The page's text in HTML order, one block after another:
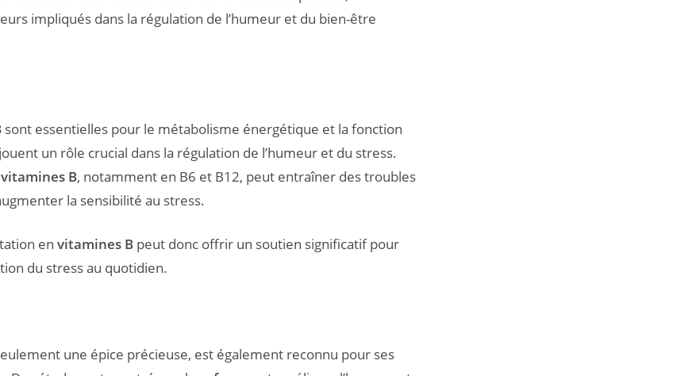
impliqués dans la régulation de l’humeur et du bien-être
sont essentielles pour le métabolisme énergétique et la fonction
un rôle crucial dans la régulation de l’humeur et du stress.
vitamines B, notamment en B6 et B12, peut entraîner des troubles
la sensibilité au stress.
en vitamines B peut donc offrir un soutien significatif pour
du stress au quotidien.
une épice précieuse, est également reconnu pour ses